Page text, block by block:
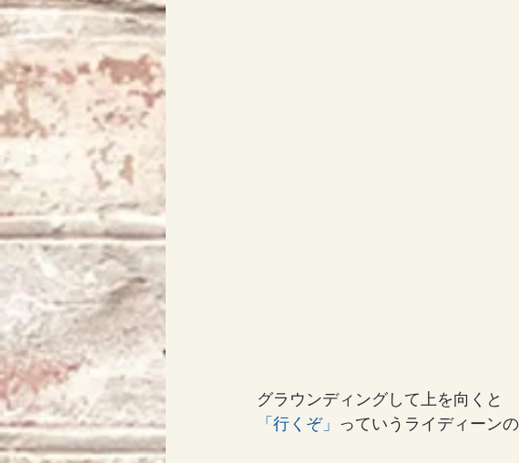
グラウンディングして上を向くと
「行くぞ」 っていうライディーン